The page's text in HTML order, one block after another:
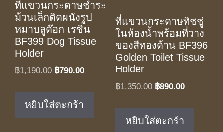
ที่แขวนกระดาษชำระ
ม้วนเล็กติดผนังรูป
หมาบลูด๊อก เรซิ่น
BF399 Dog Tissue
Holder
฿1,190.00 Original
฿1,190.00.
฿790.00Current
฿790.00.
หยิบใส่ตะกร้า
ที่แขวนกระดาษทิชชู่
ในห้องน้ำพร้อมที่วาง
ของสีทองด้าน BF396
Golden Toilet Tissue
Holder
฿1,350.00 Original
฿1,350.00.
฿890.00Current
หยิบใส่ตะกร้า